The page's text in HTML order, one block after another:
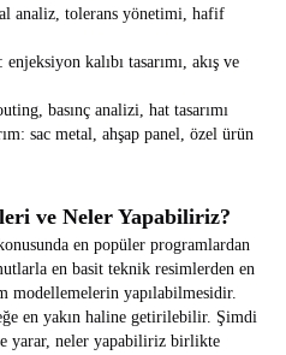
analiz, tolerans yönetimi, hafif
kalıbı tasarımı, akış ve
basınç analizi, hat tasarımı
sac metal, ahşap panel, özel ürün
ve Neler Yapabiliriz?
en popüler programlardan
en basit teknik resimlerden en
modellemelerin yapılabilmesidir.
en yakın haline getirilebilir. Şimdi
yarar, neler yapabiliriz birlikte